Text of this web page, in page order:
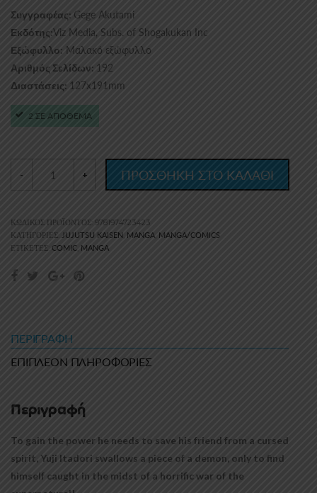
Συγγραφέας: Gege Akutami
Εκδότης:Viz Media, Subs. of Shogakukan Inc
Εξώφυλλο: Μαλακό εξώφυλλο
Αριθμός Σελίδων: 192
Διαστάσεις: 127x191mm
2 ΣΕ ΑΠΟΘΕΜΑ
- + ΠΡΟΣΘΗΚΗ ΣΤΟ ΚΑΛΑΘΙ
ΚΩΔΙΚΌΣ ΠΡΟΪΌΝΤΟΣ: 9781974723423
ΚΑΤΗΓΟΡΊΕΣ: JUJUTSU KAISEN, MANGA, MANGA/COMICS
ΕΤΙΚΈΤΕΣ: COMIC MANGA
ΠΕΡΙΓΡΑΦΉ
ΕΠΙΠΛΈΟΝ ΠΛΗΡΟΦΟΡΊΕΣ
Περιγραφή
To gain the power he needs to save his friend from a cursed
spirit, Yuji Itadori swallows a piece of a demon, only to find
himself caught in the midst of a horrific war of the